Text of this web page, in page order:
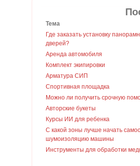
Тема
Где заказать установку
дверей?
Аренда автомобиля
Комплект экипировки
Арматура СИП
Спортивная площадка
Можно ли получить срочную
Авторские букеты
Курсы ИИ для ребенка
С какой зоны лучше начать
шумоизоляцию машины
Инструменты для обработки